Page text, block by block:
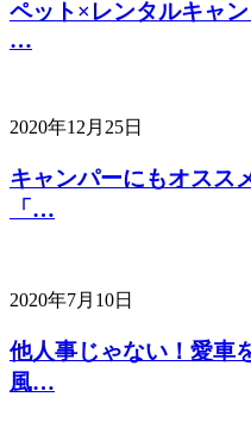
ペット×レンタルキャ
…
2020年12月25日
キャンパーにもオスス
「…
2020年7月10日
他人事じゃない！愛車
風…